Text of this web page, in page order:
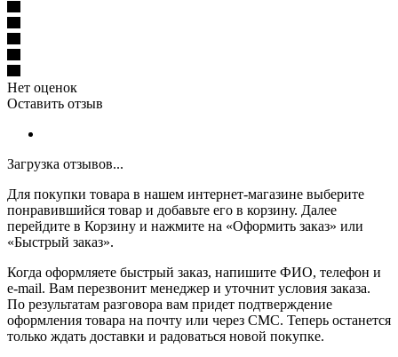
Нет оценок
Оставить отзыв
Загрузка отзывов...
Для покупки товара в нашем интернет-магазине выберите
понравившийся товар и добавьте его в корзину. Далее
перейдите в Корзину и нажмите на «Оформить заказ» или
«Быстрый заказ».
Когда оформляете быстрый заказ, напишите ФИО, телефон и
e-mail. Вам перезвонит менеджер и уточнит условия заказа.
По результатам разговора вам придет подтверждение
оформления товара на почту или через СМС. Теперь останется
только ждать доставки и радоваться новой покупке.